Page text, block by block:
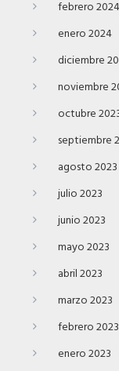
febrero 2024
enero 2024
diciembre
noviembre
octubre
septiembre
agosto 2023
julio 2023
junio 2023
mayo 2023
abril 2023
marzo 2023
febrero 2023
enero 2023